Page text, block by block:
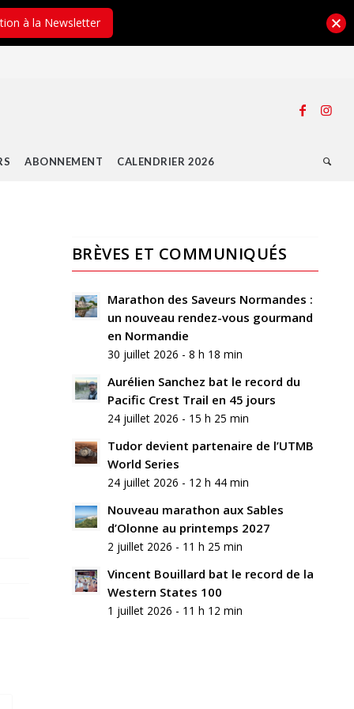
ABONNEMENT CALENDRIER 2026
Laisser
commentaire
Rejoindre
Nom
*
mail
*
BRÈVES ET COMMUNIQUÉS
Marathon des Saveurs Normandes :
un nouveau rendez-vous gourmand
en Normandie
30 juillet 2026 - 8 h 18 min
Aurélien Sanchez bat le record du
Pacific Crest Trail en 45 jours
24 juillet 2026 - 15 h 25 min
Tudor devient partenaire de l’UTMB
World Series
24 juillet 2026 - 12 h 44 min
Nouveau marathon aux Sables
d’Olonne au printemps 2027
2 juillet 2026 - 11 h 25 min
Vincent Bouillard bat le record de la
Western States 100
1 juillet 2026 - 11 h 12 min
à la Newsletter